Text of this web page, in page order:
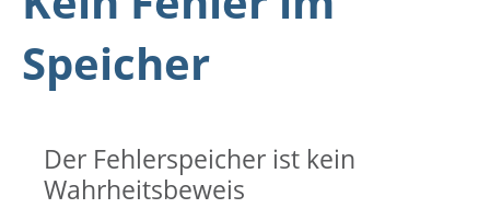
Speicher
Der Fehlerspeicher ist kein
Wahrheitsbeweis